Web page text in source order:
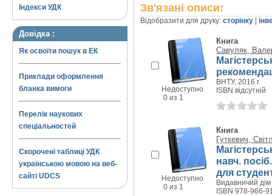
Індекси УДК
Довідка :
Як освоїти пошук в ЕК
Приклади оформлення
бланка вимоги
Перелік наукових
спеціальностей
Скорочені таблиці УДК
українською мовою на веб-
сайті UDCS
Зв'язані описи:
Відобразити для друку: сторінку
Недоступно
0 из 1
Книга
Савуляк,
ВНТУ, 2016 г.
ISBN відсутній
Недоступно
0 из 1
Книга
Гуткевич,
навч.
для
Видавничий
ISBN 978-966-